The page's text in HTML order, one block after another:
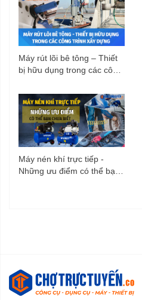
Máy rút lõi bê tông – Thiết
bị hữu dụng trong các công
Máy nén khí trực tiếp -
Những ưu điểm có thể bạn